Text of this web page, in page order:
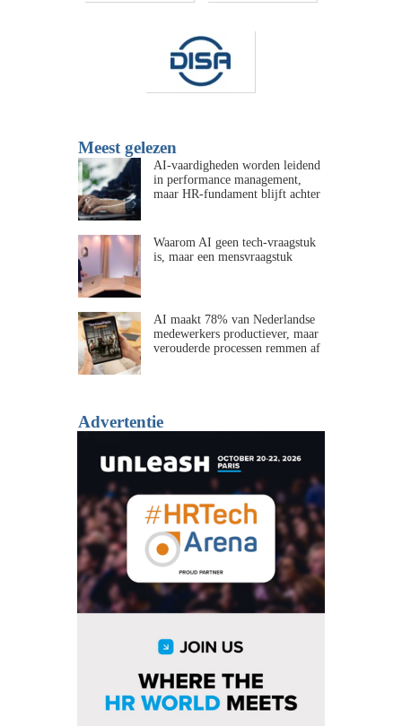
Meest gelezen
AI-vaardigheden worden leidend
in performance management,
maar HR-fundament blijft achter
Waarom AI geen tech-vraagstuk
is, maar een mensvraagstuk
AI maakt 78% van Nederlandse
medewerkers productiever, maar
verouderde processen remmen af
Advertentie